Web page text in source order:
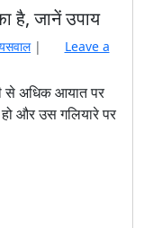
है, जानें उपाय
|
Leave a
से अधिक आयात पर
और उस गलियारे पर